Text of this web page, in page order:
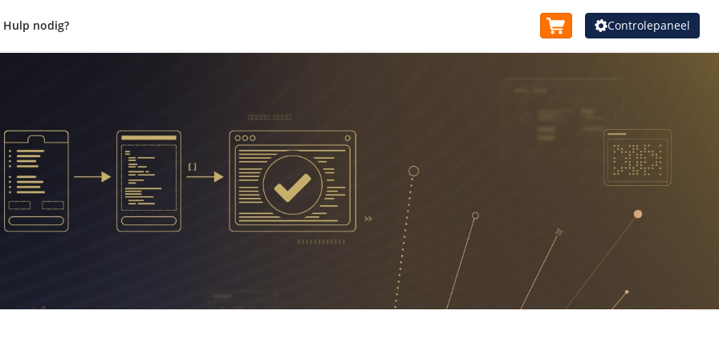
Hulp nodig?
Controlepaneel